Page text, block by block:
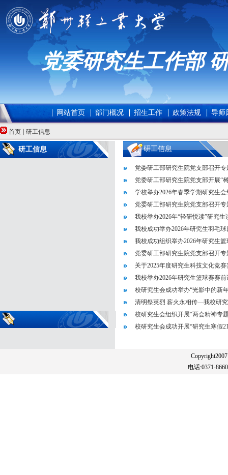
党委研究生工作部
网站首页 部门概况 招生工作 政策法规 导师
首页 研工信息
研工信息 研工信息
党委研工部研究生院党支部召开
党委研工部研究生院党支部开展“
学校举办2026年春季学期研究生
党委研工部研究生院党支部召开
我校举办2026年“轻研悦读”研究生
我校成功举办2026年研究生羽毛球
我校成功组织举办2026年研究生篮
党委研工部研究生院党支部召开
关于2025年度研究生科技文化竞
我校举办2026年研究生篮球赛赛
校研究生会成功举办“光影中的新
清明祭英烈 薪火永相传—我校研
校研究生会组织开展“两会精神专
校研究生会成功开展“研究生寒假
电话:0371-